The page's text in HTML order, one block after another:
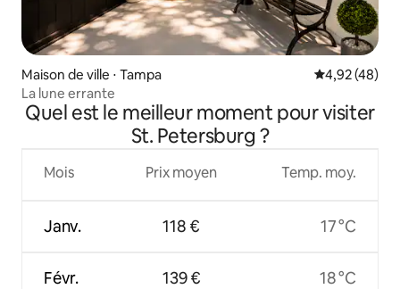
Maison de ville ⋅ Tampa Évaluation
4,92 (48)
La lune errante
Quel est le meilleur moment pour visiter
St. Petersburg ?
Mois
Janv.
Févr.
Prix moyen
118 €
139 €
Temp. moy.
17 °C
18 °C